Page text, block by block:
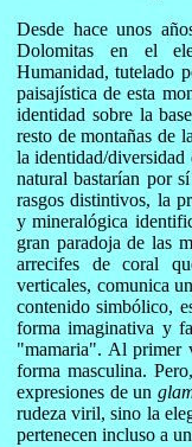
Desde hace unos
Dolomitas en el
Humanidad, tutelado
paisajística de esta
identidad sobre la
resto de montañas de
la identidad/
natural bastarían por
rasgos distintivos, la
y mineralógica
gran paradoja de las
arrecifes de coral
verticales, comunica
contenido simbólico,
forma imaginativa y
"mamaria". Al primer
forma masculina.
expresiones de un
rudeza viril, sino la
pertenecen incluso a